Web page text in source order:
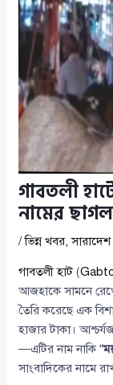
গাবতলী
নামের
/ভিন্ন খবর,সারাদেশ
গাবতলী হাট (
আজহাকে সামনে
তৈরি করেছে এক
হাজার টাকা।
—এটির নাম নাকি “
সাংবাদিকের নামে